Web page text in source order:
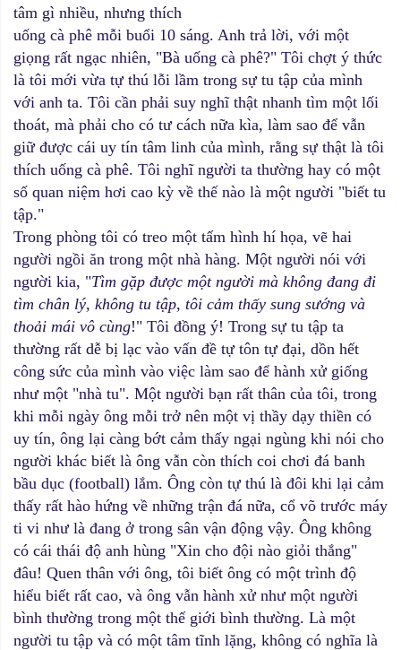
tâm gì nhiều, nhưng thích
uống cà phê mỗi buổi 10 sáng. Anh trả lời, với một
giọng rất ngạc nhiên, "Bà uống cà phê?" Tôi chợt ý thức
là tôi mới vừa tự thú lỗi lầm trong sự tu tập của mình
với anh ta. Tôi cần phải suy nghĩ thật nhanh tìm một lối
thoát, mà phải cho có tư cách nữa kìa, làm sao để vẫn
giữ được cái uy tín tâm linh của mình, rằng sự thật là tôi
thích uống cà phê. Tôi nghĩ người ta thường hay có một
số quan niệm hơi cao kỳ về thế nào là một người "biết tu
tập."
Trong phòng tôi có treo một tấm hình hí họa, vẽ hai
người ngồi ăn trong một nhà hàng. Một người nói với
người kia, "Tìm gặp được một người mà không đang đi
tìm chân lý, không tu tập, tôi cảm thấy sung sướng và
thoải mái vô cùng!" Tôi đồng ý! Trong sự tu tập ta
thường rất dễ bị lạc vào vấn đề tự tôn tự đại, dồn hết
công sức của mình vào việc làm sao để hành xử giống
như một "nhà tu". Một người bạn rất thân của tôi, trong
khi mỗi ngày ông mỗi trở nên một vị thầy dạy thiền có
uy tín, ông lại càng bớt cảm thấy ngại ngùng khi nói cho
người khác biết là ông vẫn còn thích coi chơi đá banh
bầu dục (football) lắm. Ông còn tự thú là đôi khi lại cảm
thấy rất hào hứng về những trận đá nữa, cổ võ trước máy
ti vi như là đang ở trong sân vận động vậy. Ông không
có cái thái độ anh hùng "Xin cho đội nào giỏi thắng"
đâu! Quen thân với ông, tôi biết ông có một trình độ
hiểu biết rất cao, và ông vẫn hành xử như một người
bình thường trong một thế giới bình thường. Là một
người tu tập và có một tâm tĩnh lặng, không có nghĩa là